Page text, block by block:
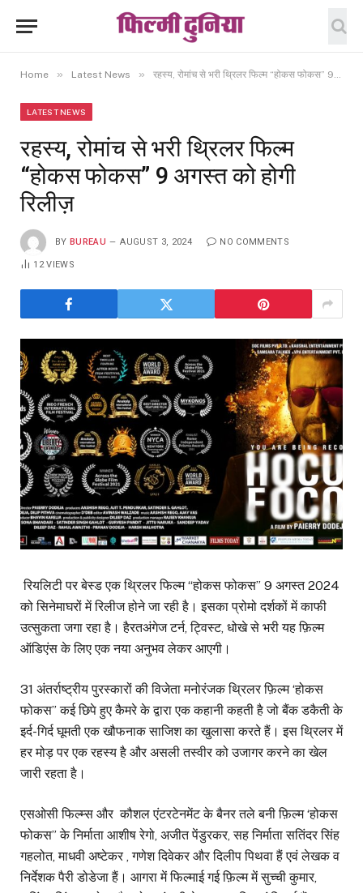
Home » Latest News » रहस्य, रोमांच से भरी थ्रिलर फिल्म “होकस फोकस” 9 अगस्त को होगी रिलीज़
LATEST NEWS
रहस्य, रोमांच से भरी थ्रिलर फिल्म
“होकस फोकस” 9 अगस्त को होगी
रिलीज़
BY BUREAU AUGUST 3, 2024 NO COMMENTS
12VIEWS
रियलिटी पर बेस्ड एक थ्रिलर फिल्म “होकस फोकस” 9 अगस्त 2024
को सिनेमाघरों में रिलीज होने जा रही है। इसका प्रोमो दर्शकों में काफी
उत्सुकता जगा रहा है। हैरतअंगेज टर्न, ट्विस्ट, धोखे से भरी यह फ़िल्म
ऑडिएंस के लिए एक नया अनुभव लेकर आएगी।
31 अंतर्राष्ट्रीय पुरस्कारों की विजेता मनोरंजक थ्रिलर फ़िल्म ‘होकस
फोकस” कई छिपे हुए कैमरे के द्वारा एक कहानी कहती है जो बैंक डकैती के
इर्द-गिर्द घूमती एक खौफनाक साजिश का खुलासा करते हैं। इस थ्रिलर में
हर मोड़ पर एक रहस्य है और असली तस्वीर को उजागर करने का खेल
जारी रहता है।
एसओसी फिल्म्स और कौशल एंटरटेनमेंट के बैनर तले बनी फ़िल्म ‘होकस
फोकस” के निर्माता आशीष रेगो, अजीत पेंडुरकर, सह निर्माता सतिंदर सिंह
गहलोत, माधवी अष्टेकर , गणेश दिवेकर और दिलीप पिथवा हैं एवं लेखक व
निर्देशक पैरी डोडेजा हैं। आगरा में फिल्माई गई फ़िल्म में सुच्ची कुमार,